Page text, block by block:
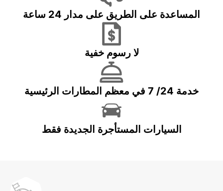
المساعدة على الطريق على مدار 24 ساعة
لا رسوم خفية
خدمة 24/ 7 في معظم المطارات الرئيسية
السيارات المستأجرة الجديدة فقط